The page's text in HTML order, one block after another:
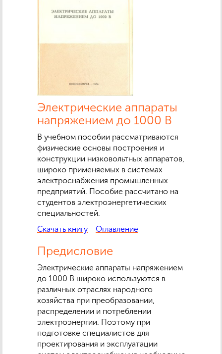
Электрические аппараты
напряжением до 1000 В
В учебном пособии рассматриваются
физические основы построения и
конструкции низковольтных аппаратов,
широко применяемых в системах
электроснабжения промышленных
предприятий. Пособие рассчитано на
студентов электроэнергетических
специальностей.
Скачать книгу
Оглавление
Предисловие
Электрические аппараты напряжением
до 1000 В широко используются в
различных отраслях народного
хозяйства при преобразовании,
распределении и потреблении
электроэнергии. Поэтому при
подготовке специалистов для
проектирования и эксплуатации